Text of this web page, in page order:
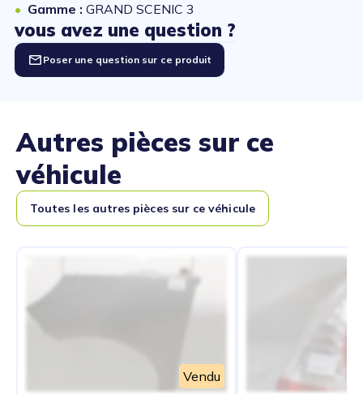
Gamme : GRAND SCENIC 3
vous avez une question ?
Poser une question sur ce produit
Autres pièces sur ce
véhicule
Toutes les autres pièces sur ce véhicule
Vendu